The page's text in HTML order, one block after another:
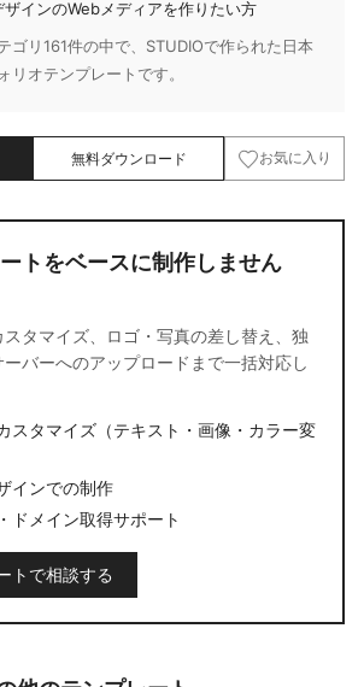
インのWebメディアを作りたい方
ゴリ161件の中で、STUDIOで作られた日本
リオテンプレートです。
無料ダウンロード お気に入り
トをベースに制作しません
タマイズ、ロゴ・写真の差し替え、独
バーへのアップロードまで一括対応し
スタマイズ（テキスト・画像・カラー変
インでの制作
ドメイン取得サポート
トで相談する